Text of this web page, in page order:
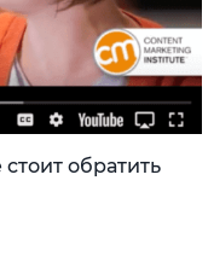
обратить